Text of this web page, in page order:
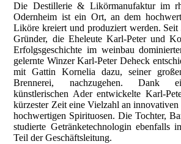
Die Destillerie & Likörmanufaktur im
Odernheim ist ein Ort, an dem
Liköre kreiert und produziert werden. Seit
Gründer, die Eheleute Karl-Peter und
Erfolgsgeschichte im weinbau
gelernte Winzer Karl-Peter Deheck
mit Gattin Kornelia dazu, seiner
Brennerei, nachzugehen. Dank
künstlerischen Ader entwickelte Karl-
kürzester Zeit eine Vielzahl an
hochwertigen Spirituosen. Die Tochter,
studierte Getränketechnologin ebenfalls
Teil der Geschäftsleitung.